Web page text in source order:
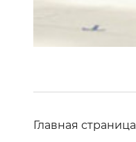
Главная страница